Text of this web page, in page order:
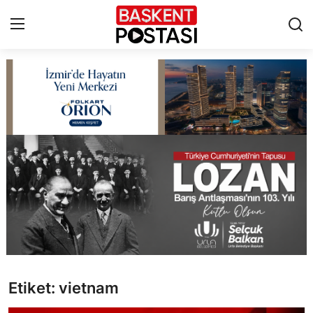
Çerez Politikası
Künye
Ankara
TBMM
Cumhurbaşkanlığı
Etiket: vietnam